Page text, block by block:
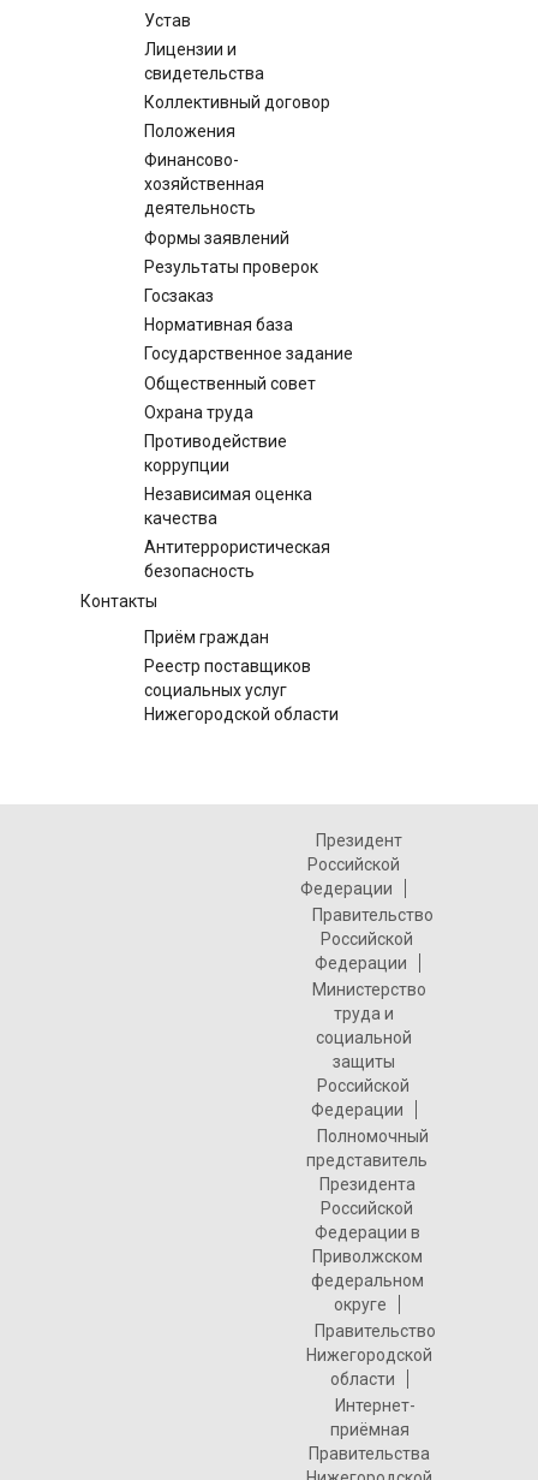
Устав
Лицензии и
свидетельства
Коллективный договор
Положения
Финансово-
хозяйственная
деятельность
Формы заявлений
Результаты проверок
Госзаказ
Нормативная база
Государственное задание
Общественный совет
Охрана труда
Противодействие
коррупции
Независимая оценка
качества
Антитеррористическая
безопасность
Контакты
Приём граждан
Реестр поставщиков
социальных услуг
Нижегородской области
Президент
Российской
Федерации
Правительство
Российской
Федерации
Министерство
труда и
социальной
защиты
Российской
Федерации
Полномочный
представитель
Президента
Российской
Федерации в
Приволжском
федеральном
округе
Правительство
Нижегородской
области
Интернет-
приёмная
Правительства